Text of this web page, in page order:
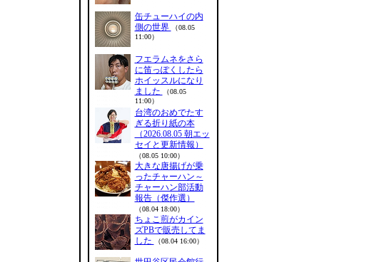
缶チューハイの内
側の世界
（08.05
11:00）
フエラムネをさら
に笛っぽくしたら
ホイッスルになり
ました
（08.05
11:00）
台湾のおめでたす
ぎる折り紙の本
（2026.08.05 朝エッ
セイと更新情報）
（08.05 10:00）
大きな唐揚げが乗
ったチャーハン～
チャーハン部活動
報告（傑作選）
（08.04 18:00）
ちょこ煎がカイン
ズPBで販売してま
した
（08.04 16:00）